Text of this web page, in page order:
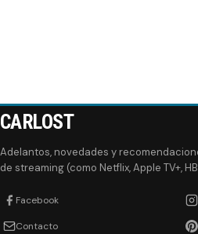
CARLOST
Adelantos, novedades y
de streaming (como Netflix, Apple TV+,
Facebook
Contacto